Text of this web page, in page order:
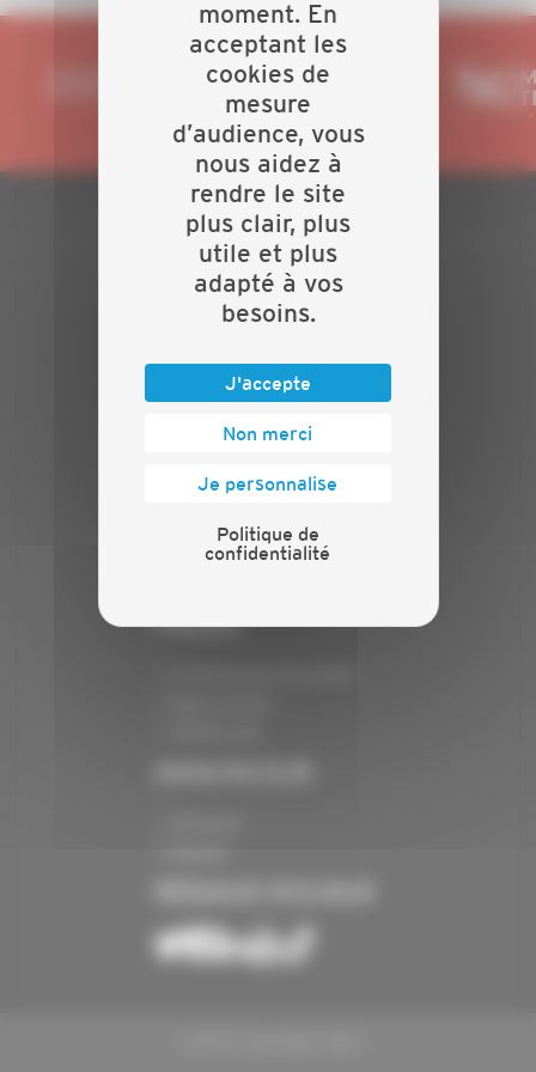
PLAN DU SITE
Actualités
Evénements
Nos batailles
Nos services
Contact
INFORMATIONS
Crédits
Mentions légales
PRESSE
moment. En
acceptant les
cookies de
mesure
d’audience, vous
nous aidez à
rendre le site
plus clair, plus
utile et plus
adapté à vos
besoins.
J'accepte
Non merci
Je personnalise
Politique de
confidentialité